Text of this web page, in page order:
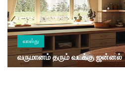
வாஸ்து
வருமானம் தரும் வடக்கு ஜன்னல்